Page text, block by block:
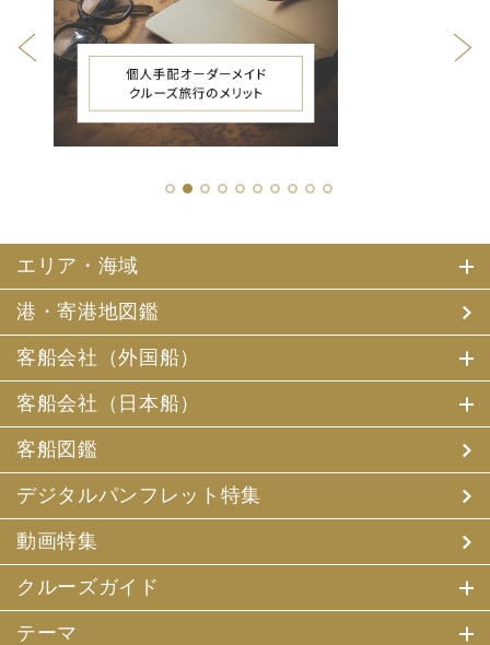
1 2 3 4 5 6 7 8 9 10
エリア・海域
港・寄港地図鑑
客船会社（外国船）
客船会社（日本船）
客船図鑑
デジタルパンフレット特集
動画特集
クルーズガイド
テーマ